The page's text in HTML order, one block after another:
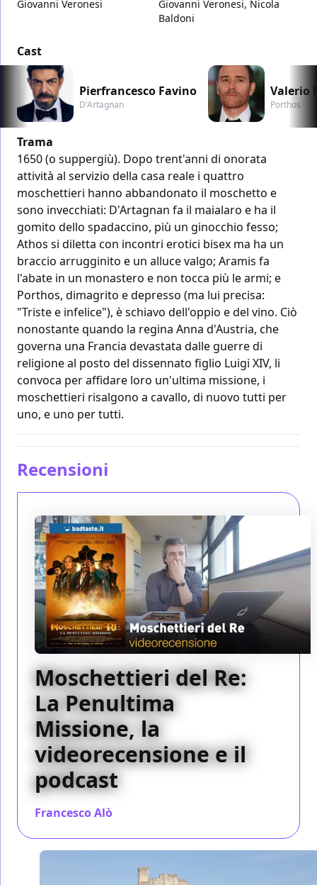
Giovanni Veronesi
Giovanni Veronesi, Nicola
Baldoni
Cast
Pierfrancesco Favino
D'Artagnan
Valerio
Porthos
Trama
1650 (o suppergiù). Dopo trent'anni di onorata
attività al servizio della casa reale i quattro
moschettieri hanno abbandonato il moschetto e
sono invecchiati: D'Artagnan fa il maialaro e ha il
gomito dello spadaccino, più un ginocchio fesso;
Athos si diletta con incontri erotici bisex ma ha un
braccio arrugginito e un alluce valgo; Aramis fa
l'abate in un monastero e non tocca più le armi; e
Porthos, dimagrito e depresso (ma lui precisa:
"Triste e infelice"), è schiavo dell'oppio e del vino. Ciò
nonostante quando la regina Anna d'Austria, che
governa una Francia devastata dalle guerre di
religione al posto del dissennato figlio Luigi XIV, li
convoca per affidare loro un'ultima missione, i
moschettieri risalgono a cavallo, di nuovo tutti per
uno, e uno per tutti.
Recensioni
Moschettieri del Re:
La Penultima
Missione, la
videorecensione e il
podcast
Francesco Alò